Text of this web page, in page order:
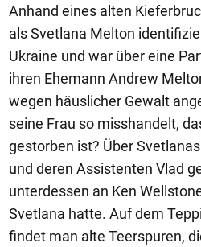
Anhand eines alten
als Svetlana Melton
Ukraine und war über eine
ihren Ehemann Andrew
wegen häuslicher Gewalt
seine Frau so misshandelt,
gestorben ist? Über
und deren Assistenten Vlad
unterdessen an Ken
Svetlana hatte. Auf dem
findet man alte Teerspuren,